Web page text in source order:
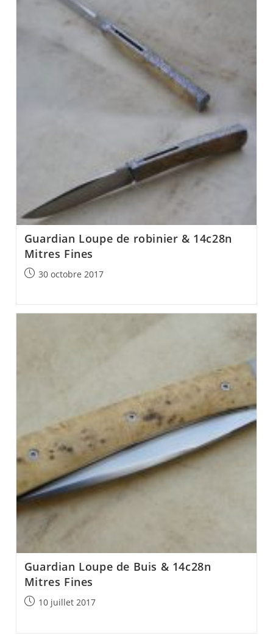
Guardian Loupe de robinier & 14c28n
Mitres Fines
Post30 octobre 2017
Guardian Loupe de Buis & 14c28n
Mitres Fines
Post10 juillet 2017